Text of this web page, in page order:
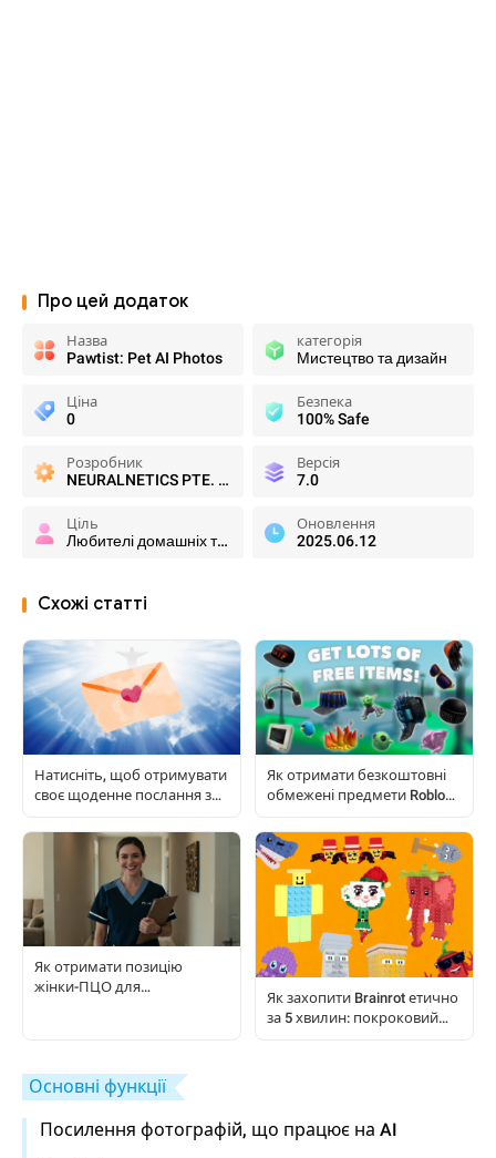
Про цей додаток
Назва
Pawtist: Pet AI Photos
категорія
Мистецтво та дизайн
Ціна
0
Безпека
100% Safe
Розробник
NEURALNETICS PTE. LTD.
Версія
7.0
Ціль
Любителі домашніх тварин
Оновлення
2025.06.12
Схожі статті
Натисніть, щоб отримувати
своє щоденне послання з
Як отримати безкоштовні
обмежені предмети Roblox:
гравців
Як отримати позицію
жінки-ПЦО для
Як захопити Brainrot етично
за 5 хвилин: покроковий
Основні функції
Посилення фотографій, що працює на AI